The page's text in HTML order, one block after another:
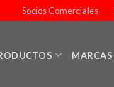
Socios Comerciales
MARCAS